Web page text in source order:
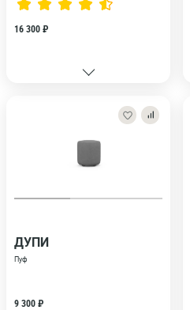
16 300 ₽
ДУПИ
Пуф
9 300 ₽